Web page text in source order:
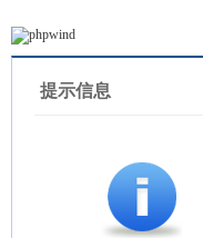
提示信息